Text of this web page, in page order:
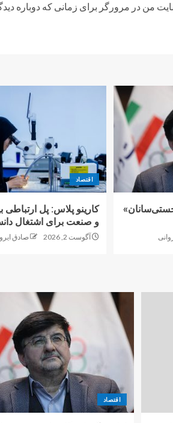
من در مرورگر برای زمانی که دوباره
اقتصاد
کارینو پلاس: پل ارتباطی
و صنعت برای اشتغال
آگوست 2, 2026 صادق
اقتصاد